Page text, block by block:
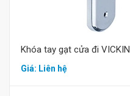
Khóa tay gạt cửa đi
Giá: Liên hệ